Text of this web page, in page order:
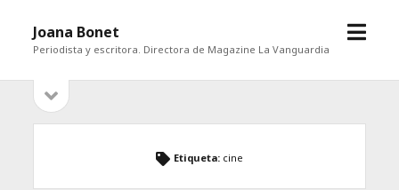
Joana Bonet
Periodista y escritora. Directora de Magazine La Vanguardia
abrir
Barra
lateral
barra
Etiqueta: cine